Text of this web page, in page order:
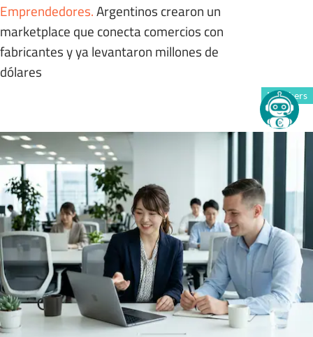
Emprendedores.Argentinos crearon un
marketplace que conecta comercios con
fabricantes y ya levantaron millones de
dólares
Members